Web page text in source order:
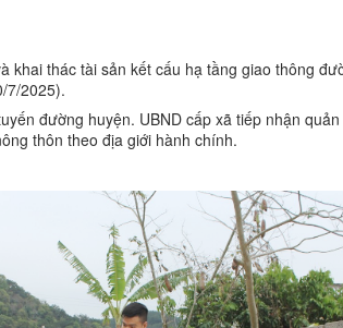
khai thác tài sản kết cấu hạ tầng giao thông
7/2025).
đường huyện. UBND cấp xã tiếp nhận
thôn theo địa giới hành chính.